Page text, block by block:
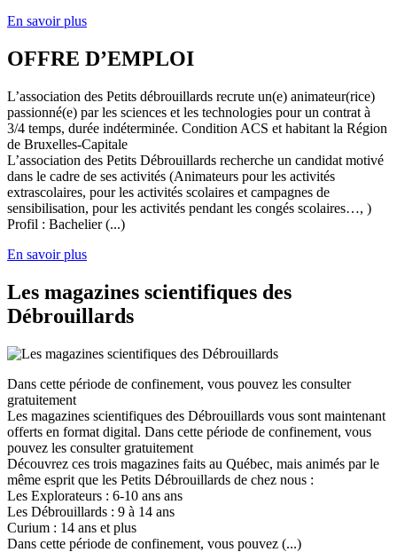
En savoir plus
OFFRE D’EMPLOI
L’association des Petits débrouillards recrute un(e) animateur(rice)
passionné(e) par les sciences et les technologies pour un contrat à
3/4 temps, durée indéterminée. Condition ACS et habitant la Région
de Bruxelles-Capitale
L’association des Petits Débrouillards recherche un candidat motivé
dans le cadre de ses activités (Animateurs pour les activités
extrascolaires, pour les activités scolaires et campagnes de
sensibilisation, pour les activités pendant les congés scolaires…, )
Profil : Bachelier (...)
En savoir plus
Les magazines scientifiques des
Débrouillards
Dans cette période de confinement, vous pouvez les consulter
gratuitement
Les magazines scientifiques des Débrouillards vous sont maintenant
offerts en format digital. Dans cette période de confinement, vous
pouvez les consulter gratuitement
Découvrez ces trois magazines faits au Québec, mais animés par le
même esprit que les Petits Débrouillards de chez nous :
Les Explorateurs : 6-10 ans ans
Les Débrouillards : 9 à 14 ans
Curium : 14 ans et plus
Dans cette période de confinement, vous pouvez (...)